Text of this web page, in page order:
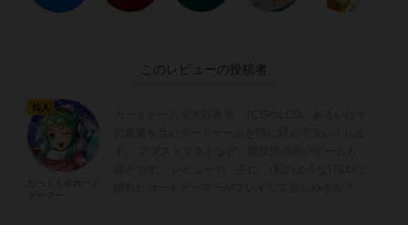
このレビューの投稿者
仙人